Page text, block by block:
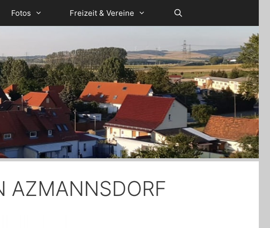
Fotos Freizeit & Vereine
AZMANNSDORF